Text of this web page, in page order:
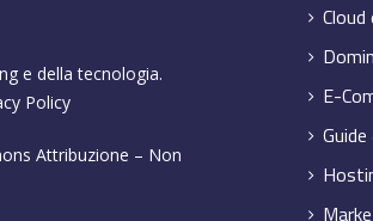
e della tecnologia.
Policy
Attribuzione – Non
Cloud
E-